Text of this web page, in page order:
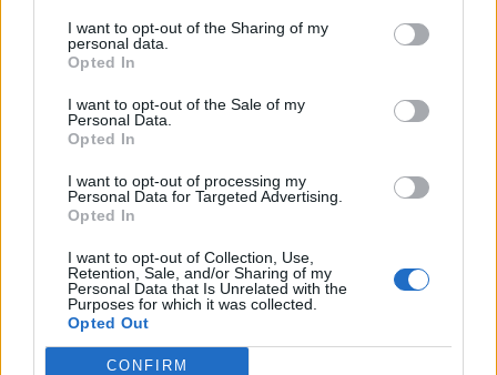
I want to opt-out of the Sharing of my
personal data.
Opted In
I want to opt-out of the Sale of my
Personal Data.
Opted In
I want to opt-out of processing my
Personal Data for Targeted Advertising.
Opted In
I want to opt-out of Collection, Use,
Retention, Sale, and/or Sharing of my
Personal Data that Is Unrelated with the
Purposes for which it was collected.
Opted Out
CONFIRM